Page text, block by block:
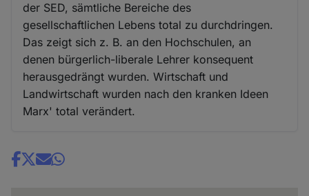
der SED, sämtliche Bereiche des
gesellschaftlichen Lebens total zu durchdringen.
Das zeigt sich z. B. an den Hochschulen, an
denen bürgerlich-liberale Lehrer konsequent
herausgedrängt wurden. Wirtschaft und
Landwirtschaft wurden nach den kranken Ideen
Marx' total verändert.
Share